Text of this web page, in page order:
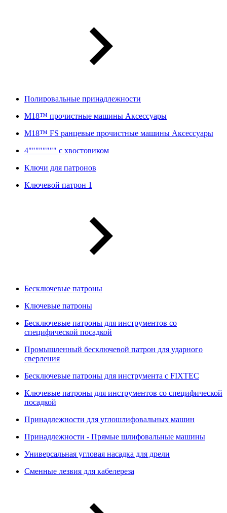
Полировальные принадлежности
M18™ прочистные машины Аксессуары
M18™ FS ранцевые прочистные машины Аксессуары
4"""""""" с хвостовиком
Ключи для патронов
Ключевой патрон 1
Бесключевые патроны
Ключевые патроны
Бесключевые патроны для инструментов со
специфической посадкой
Промышленный бесключевой патрон для ударного
сверления
Бесключевые патроны для инструмента с FIXTEC
Ключевые патроны для инструментов со специфической
посадкой
Принадлежности для углошлифовальных машин
Принадлежности - Прямые шлифовальные машины
Универсальная угловая насадка для дрели
Сменные лезвия для кабелереза